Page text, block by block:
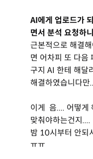
AI에게 업로드가
면서 분석 요청하
근본적으로 해결
면 어차피 또 다음
구지 AI 한테 해달
해결하였습니다만
이게 음.... 어떻게
맞춰야하는건지....
밤 10시부터 안되
ㅠㅠ